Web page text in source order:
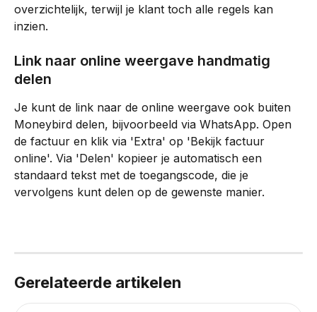
overzichtelijk, terwijl je klant toch alle regels kan
inzien.
Link naar online weergave handmatig
delen
Je kunt de link naar de online weergave ook buiten
Moneybird delen, bijvoorbeeld via WhatsApp. Open
de factuur en klik via 'Extra' op 'Bekijk factuur
online'. Via 'Delen' kopieer je automatisch een
standaard tekst met de toegangscode, die je
vervolgens kunt delen op de gewenste manier.
Gerelateerde artikelen